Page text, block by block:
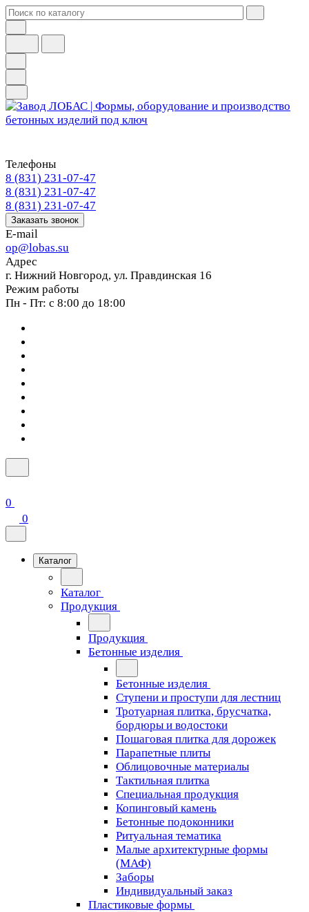
Телефоны
8 (831) 231-07-47
8 (831) 231-07-47
8 (831) 231-07-47
Заказать звонок
E-mail
op@lobas.su
Адрес
г. Нижний Новгород, ул. Правдинская 16
Режим работы
Пн - Пт: с 8:00 до 18:00
0
0
Каталог
Каталог
Продукция
Продукция
Бетонные изделия
Бетонные изделия
Ступени и проступи для лестниц
Тротуарная плитка, брусчатка,
бордюры и водостоки
Пошаговая плитка для дорожек
Парапетные плиты
Облицовочные материалы
Тактильная плитка
Специальная продукция
Копинговый камень
Бетонные подоконники
Ритуальная тематика
Малые архитектурные формы
(МАФ)
Заборы
Индивидуальный заказ
Пластиковые формы